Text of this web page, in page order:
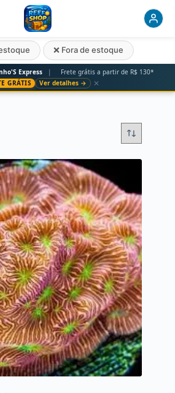
Express |
Frete grátis a partir de R$ 130*
GRÁTIS
Ver detalhes → ✕
❌ Fora de estoque